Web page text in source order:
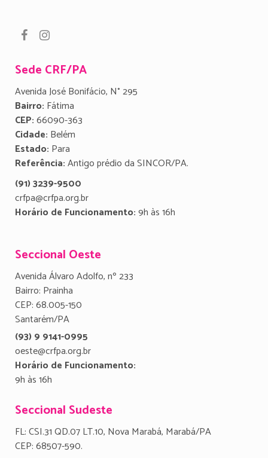
Sede CRF/PA
Avenida José Bonifácio, N° 295
Bairro: Fátima
CEP:66090-363
Cidade: Belém
Estado: Para
Referência:Antigo prédio da SINCOR/PA.
(91) 3239-9500
crfpa@crfpa.org.br
Horário de Funcionamento:9h às 16h
Seccional Oeste
Avenida Álvaro Adolfo, nº 233
Bairro: Prainha
CEP: 68.005-150
Santarém/PA
(93) 9 9141-0995
oeste@crfpa.org.br
Horário de Funcionamento:
9h às 16h
Seccional Sudeste
FL: CSI.31 QD.07 LT.10, Nova Marabá, Marabá/PA
CEP: 68507-590.